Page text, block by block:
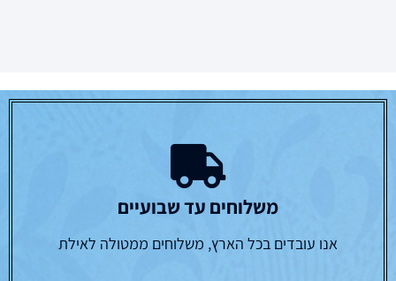
משלוחים עד שבועיים
אנו עובדים בכל הארץ, משלוחים ממטולה לאילת